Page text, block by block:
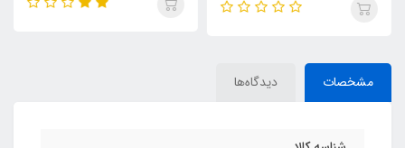
مشخصات دیدگاه‌ها